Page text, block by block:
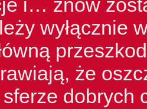
i… znów
wyłącznie
że
dobrych